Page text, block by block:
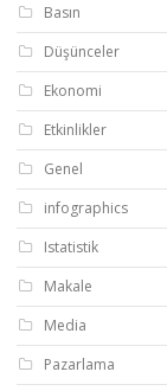
Basın
Düşünceler
Ekonomi
Etkinlikler
Genel
infographics
Istatistik
Makale
Media
Pazarlama